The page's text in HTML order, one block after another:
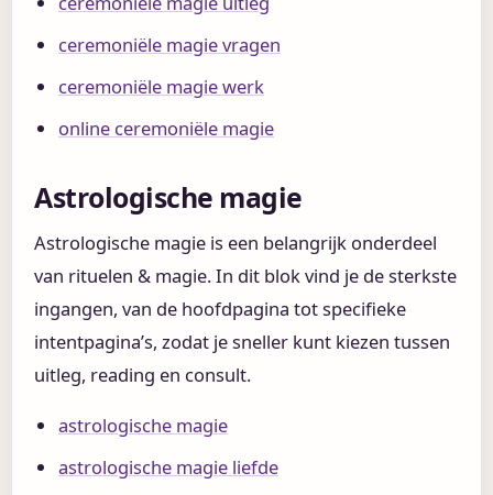
ceremoniële magie vragen
ceremoniële magie werk
online ceremoniële magie
Astrologische magie
Astrologische magie is een belangrijk onderdeel
van rituelen & magie. In dit blok vind je de sterkste
ingangen, van de hoofdpagina tot specifieke
intentpagina’s, zodat je sneller kunt kiezen tussen
uitleg, reading en consult.
astrologische magie
astrologische magie liefde